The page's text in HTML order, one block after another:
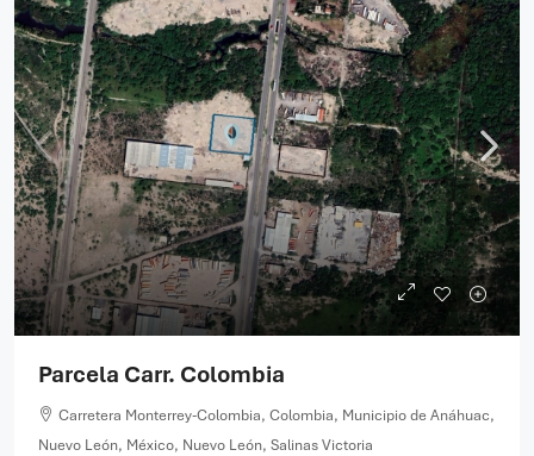
Parcela Carr. Colombia
Carretera Monterrey-Colombia, Colombia, Municipio de Anáhuac,
Nuevo León, México, Nuevo León, Salinas Victoria